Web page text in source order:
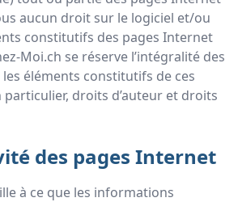
aucun droit sur le logiciel et/ou
constitutifs des pages Internet
Moi.ch se réserve l’intégralité des
éléments constitutifs de ces
droits d’auteur et droits
des pages Internet
à ce que les informations